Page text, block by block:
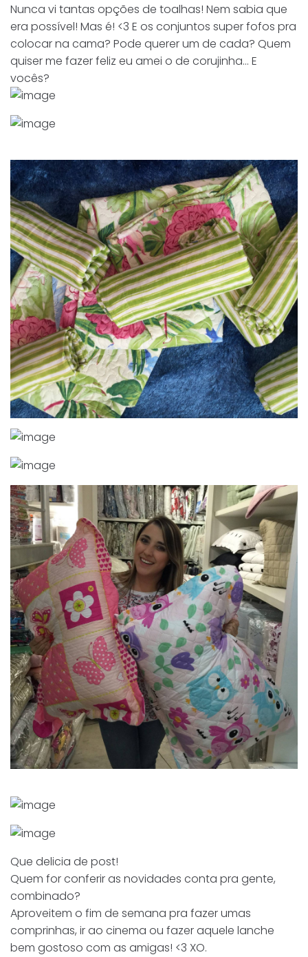
Nunca vi tantas opções de toalhas! Nem sabia que
era possível! Mas é! <3 E os conjuntos super fofos pra
colocar na cama? Pode querer um de cada? Quem
quiser me fazer feliz eu amei o de corujinha... E
vocês?
Que delicia de post!
Quem for conferir as novidades conta pra gente,
combinado?
Aproveitem o fim de semana pra fazer umas
comprinhas, ir ao cinema ou fazer aquele lanche
bem gostoso com as amigas! <3 XO.